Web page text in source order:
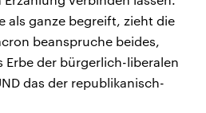
als ganze begreift, zieht die
beanspruche beides,
der bürgerlich-liberalen
das der republikanisch-